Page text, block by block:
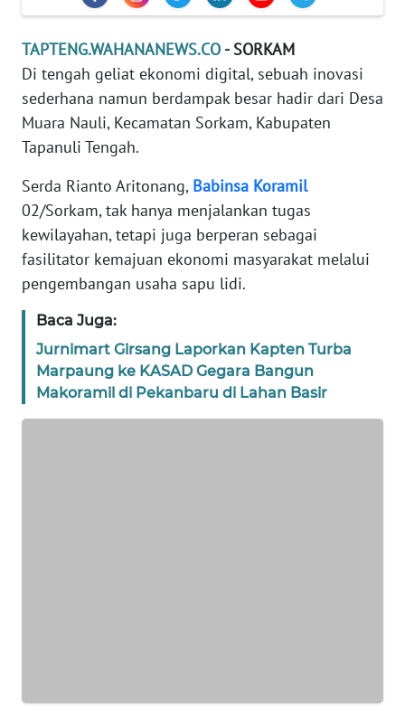
TAPTENG.WAHANANEWS.CO - SORKAM
Di tengah geliat ekonomi digital, sebuah inovasi
sederhana namun berdampak besar hadir dari Desa
Muara Nauli, Kecamatan Sorkam, Kabupaten
Tapanuli Tengah.
Serda Rianto Aritonang, Babinsa Koramil
02/Sorkam, tak hanya menjalankan tugas
kewilayahan, tetapi juga berperan sebagai
fasilitator kemajuan ekonomi masyarakat melalui
pengembangan usaha sapu lidi.
Baca Juga:
Jurnimart Girsang Laporkan Kapten Turba
Marpaung ke KASAD Gegara Bangun
Makoramil di Pekanbaru di Lahan Basir
REDAKSI
Wahana
News
Regional
WN
SUMUT
JAKARTA
WN
JABAR
WN